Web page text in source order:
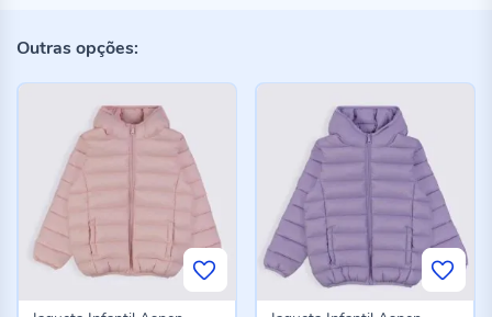
Outras opções: